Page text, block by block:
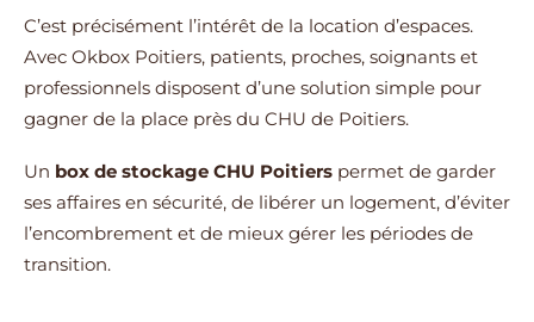
C’est précisément l’intérêt de la location d’espaces.
Avec Okbox Poitiers, patients, proches, soignants et
professionnels disposent d’une solution simple pour
gagner de la place près du CHU de Poitiers.
Un box de stockage CHU Poitiers permet de garder
ses affaires en sécurité, de libérer un logement, d’éviter
l’encombrement et de mieux gérer les périodes de
transition.